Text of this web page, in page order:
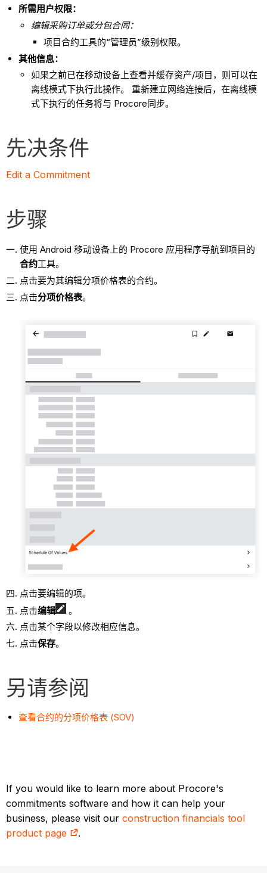
所需用户权限：
编辑采购订单或分包合同：
项目合约工具的“管理员”级别权限。
其他信息：
如果之前已在移动设备上查看并缓存资产/项目，则可以在
离线模式下执行此操作。 重新建立网络连接后，在离线模
式下执行的任务将与 Procore同步。
先决条件
Edit a Commitment
步骤
使用 Android 移动设备上的 Procore 应用程序导航到项目的
合约工具。
点击要为其编辑分项价格表的合约。
点击分项价格表。
点击要编辑的项。
点击编辑
。
点击某个字段以修改相应信息。
点击保存。
另请参阅
查看合约的分项价格表 (SOV)
If you would like to learn more about Procore's
commitments software and how it can help your
business, please visit ourconstruction financials tool
product page
.